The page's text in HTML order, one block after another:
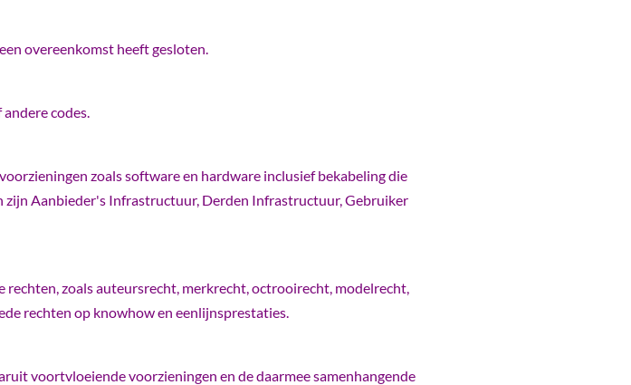
overeenkomst heeft gesloten.
codes.
zoals software en hardware inclusief bekabeling die
Aanbieder's Infrastructuur, Derden Infrastructuur, Gebruiker
zoals auteursrecht, merkrecht, octrooirecht, modelrecht,
rechten op knowhow en eenlijnsprestaties.
voortvloeiende voorzieningen en de daarmee samenhangende